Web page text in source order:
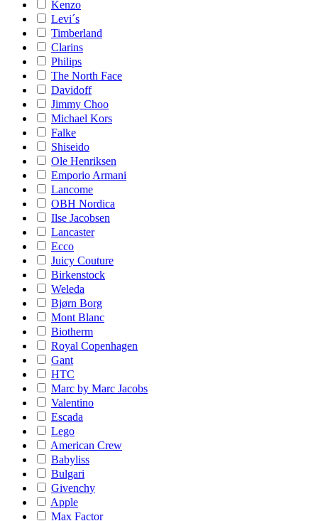
Kenzo
Levi´s
Timberland
Clarins
Philips
The North Face
Davidoff
Jimmy Choo
Michael Kors
Falke
Shiseido
Ole Henriksen
Emporio Armani
Lancome
OBH Nordica
Ilse Jacobsen
Lancaster
Ecco
Juicy Couture
Birkenstock
Weleda
Bjørn Borg
Mont Blanc
Biotherm
Royal Copenhagen
Gant
HTC
Marc by Marc Jacobs
Valentino
Escada
Lego
American Crew
Babyliss
Bulgari
Givenchy
Apple
Max Factor